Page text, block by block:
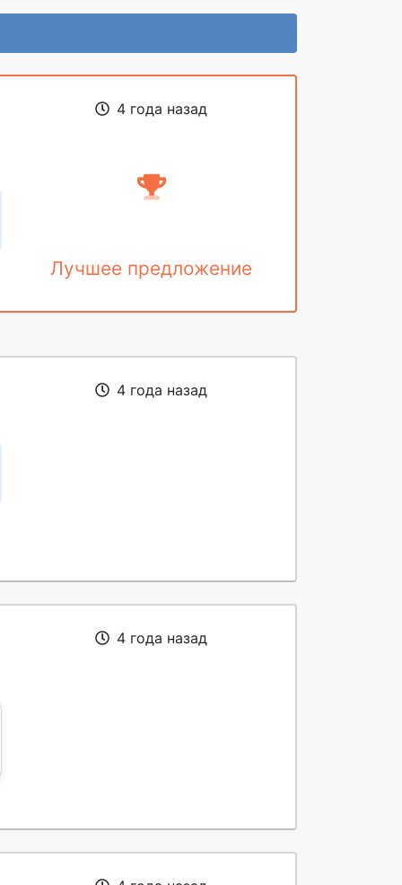
4 года назад
Лучшее предложение
4 года назад
4 года назад